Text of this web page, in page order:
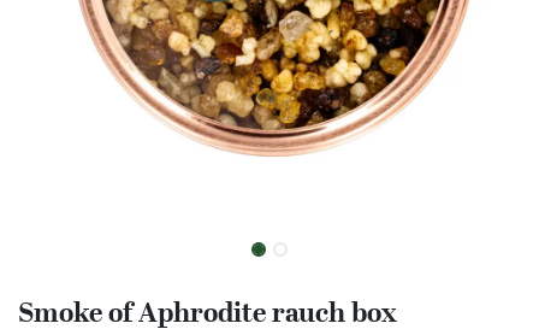
Smoke of Aphrodite rauch box